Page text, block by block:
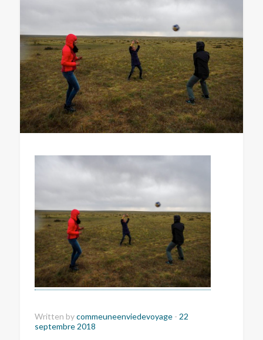
Written bycommeuneenviedevoyage - 22
septembre 2018